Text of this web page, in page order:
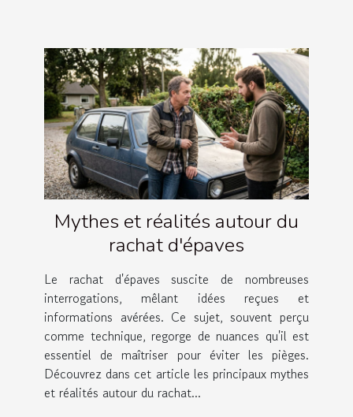
Mythes et réalités autour du
rachat d'épaves
Le rachat d'épaves suscite de nombreuses
interrogations, mêlant idées reçues et
informations avérées. Ce sujet, souvent perçu
comme technique, regorge de nuances qu'il est
essentiel de maîtriser pour éviter les pièges.
Découvrez dans cet article les principaux mythes
et réalités autour du rachat...